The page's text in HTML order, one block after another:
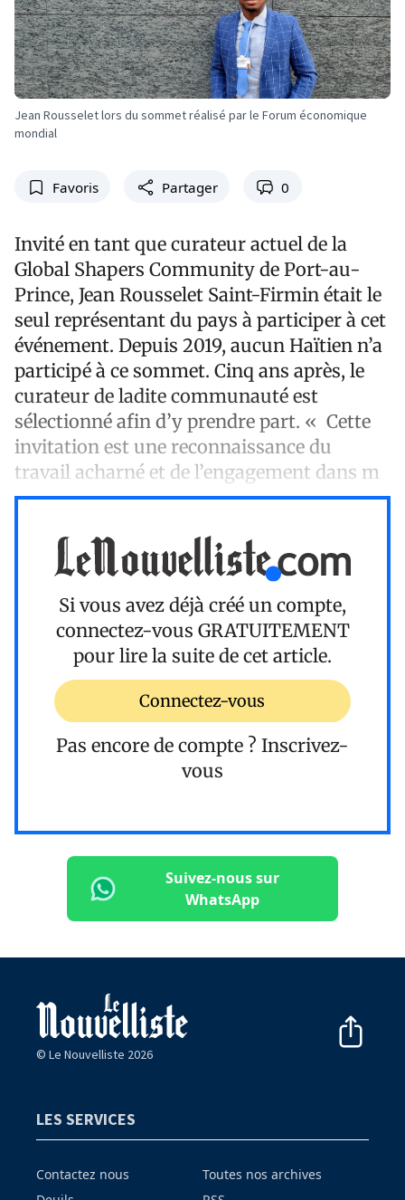
Jean Rousselet lors du sommet réalisé par le Forum économique
mondial
Favoris Partager 0
Invité en tant que curateur actuel de la
Global Shapers Community de Port-au-
Prince, Jean Rousselet Saint-Firmin était le
seul représentant du pays à participer à cet
événement. Depuis 2019, aucun Haïtien n’a
participé à ce sommet. Cinq ans après, le
curateur de ladite communauté est
sélectionné afin d’y prendre part. « Cette
invitation est une reconnaissance du
travail acharné et de l’engagement dans m
Si vous avez déjà créé un compte,
connectez-vous GRATUITEMENT
pour lire la suite de cet article.
Connectez-vous
Pas encore de compte ? Inscrivez-
vous
Suivez-nous sur
WhatsApp
© Le Nouvelliste 2026
LES SERVICES
Contactez nous
Toutes nos archives